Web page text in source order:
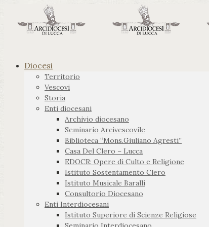
Diocesi
Territorio
Vescovi
Storia
Enti diocesani
Archivio diocesano
Seminario Arcivescovile
Biblioteca “Mons.Giuliano Agresti”
Casa Del Clero – Lucca
EDOCR: Opere di Culto e Religione
Istituto Sostentamento Clero
Istituto Musicale Baralli
Consultorio Diocesano
Enti Interdiocesani
Istituto Superiore di Scienze Religiose